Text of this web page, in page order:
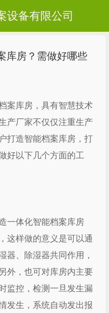
设备有限公司
库房？需做好哪些
案库房，具有智慧技术
产厂家不仅仅注重生产
打造智能档案库房，打
好以下几个方面的工
一体化智能档案库房
这样做的意义是可以通
器、除湿器共同作用，
外，也可对库房内主要
监控，检测一旦发生漏
发生，系统自动发出报